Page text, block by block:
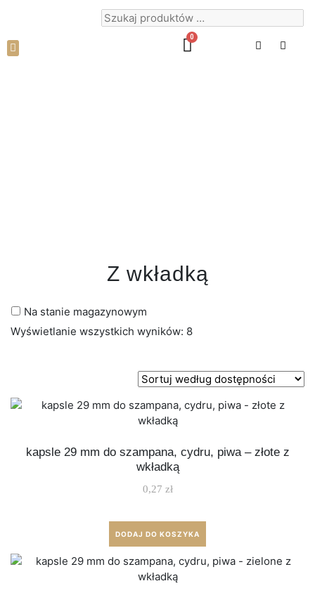
Z wkładką
Na stanie magazynowym
Wyświetlanie wszystkich wyników: 8
kapsle 29 mm do szampana, cydru, piwa – złote z
wkładką
0,27 zł
DODAJ DO KOSZYKA